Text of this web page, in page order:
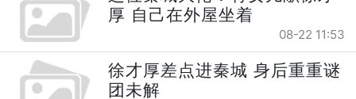
厚 自己在外屋坐着
08-22 11:53
徐才厚差点进秦城 身后重重谜
团未解